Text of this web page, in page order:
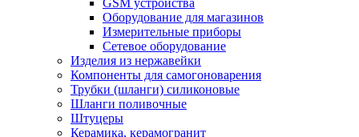
GSM устройства
Оборудование для магазинов
Измерительные приборы
Сетевое оборудование
Изделия из нержавейки
Компоненты для самогоноварения
Трубки (шланги) силиконовые
Шланги поливочные
Штуцеры
Керамика, керамогранит